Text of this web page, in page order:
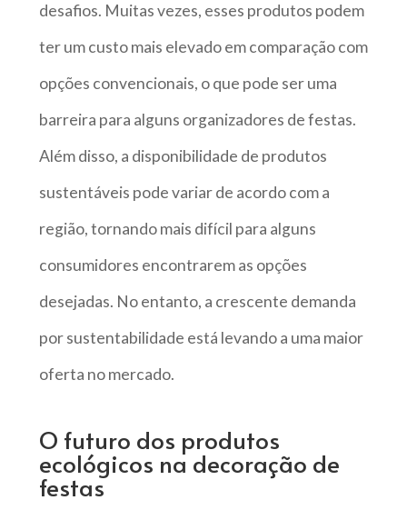
desafios. Muitas vezes, esses produtos podem
ter um custo mais elevado em comparação com
opções convencionais, o que pode ser uma
barreira para alguns organizadores de festas.
Além disso, a disponibilidade de produtos
sustentáveis pode variar de acordo com a
região, tornando mais difícil para alguns
consumidores encontrarem as opções
desejadas. No entanto, a crescente demanda
por sustentabilidade está levando a uma maior
oferta no mercado.
O futuro dos produtos
ecológicos na decoração de
festas